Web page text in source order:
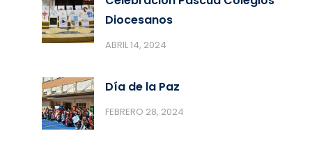
Diocesanos
ABRIL 14, 2024
Día de la Paz
FEBRERO 28, 2024